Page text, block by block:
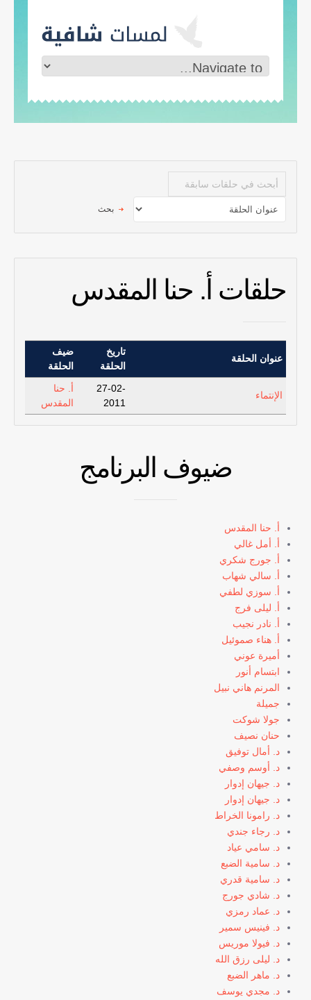
حلقات أ. حنا المقدس
عنوان الحلقة
تاريخ
الحلقة
ضيف
الحلقة
الإنتماء
27-02-
2011
أ. حنا
المقدس
ضيوف البرنامج
أ. حنا المقدس
أ. أمل غالي
أ. جورج شكري
أ. سالي شهاب
أ. سوزي لطفي
أ. ليلى فرج
أ. نادر نجيب
أ. هناء صموئيل
أميرة عوني
ابتسام أنور
المرنم هاني نبيل
جميلة
جولا شوكت
حنان نصيف
د. أمال توفيق
د. أوسم وصفي
د. جيهان إدوار
د. جيهان إدوار
د. رامونا الخراط
د. رجاء جندي
د. سامي عياد
د. سامية الضبع
د. سامية قدري
د. شادي جورج
د. عماد رمزي
د. فينيس سمير
د. فيولا موريس
د. ليلى رزق الله
د. ماهر الضبع
د. مجدي يوسف